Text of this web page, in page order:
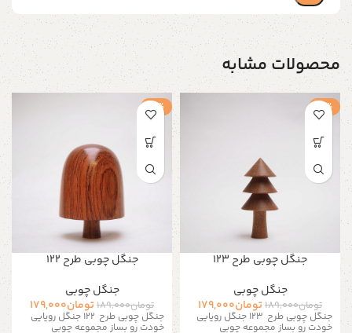
محصولات مشابه
-5%
جنگل چوبی طرح 123
جنگل چوبی
تومان189,000تومان179,000
جنگل چوبی طرح 123 جنگل رویایی
خودت رو بساز مجموعه چوبی
-5%
جنگل چوبی طرح 122
جنگل چوبی
تومان189,000تومان179,000
جنگل چوبی طرح 122 جنگل رویایی
خودت رو بساز مجموعه چوبی